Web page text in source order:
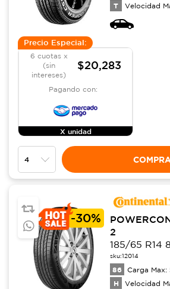
T Velocidad
Precio Especial:
6 cuotas x
(sin
intereses)
$20,283
Pagando con:
X unidad
-30%
2
185/65 R14
sku:12014
86 Carga Max:
H Velocidad